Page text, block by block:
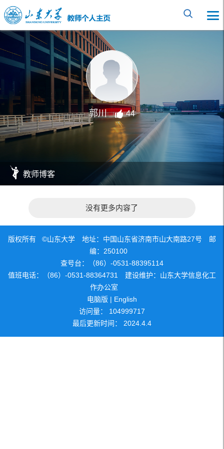
郭川 44
教师博客
没有更多内容了
版权所有 ©山东大学 地址：中国山东省济南市山大南路27号 邮
编：250100
查号台：（86）-0531-88395114
值班电话：（86）-0531-88364731 建设维护：山东大学信息化工
作办公室
电脑版 | English
访问量： 104999717
最后更新时间： 2024 4 4